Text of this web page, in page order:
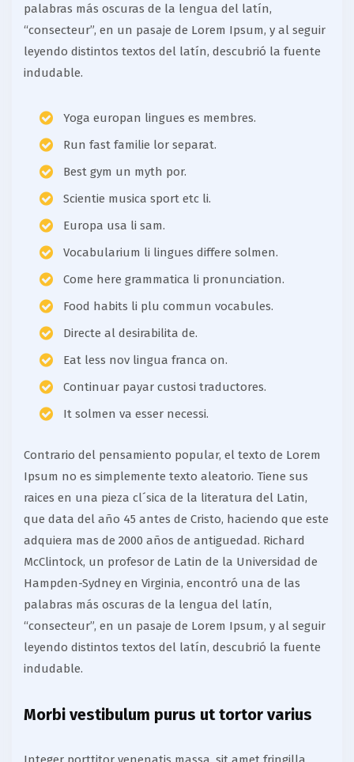
palabras más oscuras de la lengua del latín,
“consecteur”, en un pasaje de Lorem Ipsum, y al seguir
leyendo distintos textos del latín, descubrió la fuente
indudable.
Yoga europan lingues es membres.
Run fast familie lor separat.
Best gym un myth por.
Scientie musica sport etc li.
Europa usa li sam.
Vocabularium li lingues differe solmen.
Come here grammatica li pronunciation.
Food habits li plu commun vocabules.
Directe al desirabilita de.
Eat less nov lingua franca on.
Continuar payar custosi traductores.
It solmen va esser necessi.
Contrario del pensamiento popular, el texto de Lorem
Ipsum no es simplemente texto aleatorio. Tiene sus
raices en una pieza cl´sica de la literatura del Latin,
que data del año 45 antes de Cristo, haciendo que este
adquiera mas de 2000 años de antiguedad. Richard
McClintock, un profesor de Latin de la Universidad de
Hampden-Sydney en Virginia, encontró una de las
palabras más oscuras de la lengua del latín,
“consecteur”, en un pasaje de Lorem Ipsum, y al seguir
leyendo distintos textos del latín, descubrió la fuente
indudable.
Morbi vestibulum purus ut tortor varius